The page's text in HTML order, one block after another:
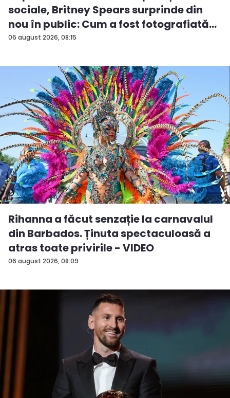
06 august 2026, 08:15
sociale, Britney Spears surprinde din
nou în public: Cum a fost fotografiată
î...
06 august 2026, 08:09
Rihanna a făcut senzație la carnavalul
din Barbados. Ținuta spectaculoasă a
atras toate privirile - VIDEO